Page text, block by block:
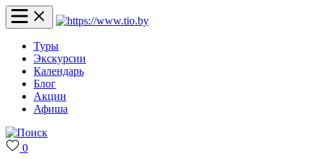
Туры
Экскурсии
Календарь
Блог
Акции
Афиша
0